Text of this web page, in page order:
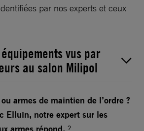
par nos experts et ceux
vus par
au salon Milipol
armes de maintien de l’ordre ?
Elluin, notre expert sur les
?